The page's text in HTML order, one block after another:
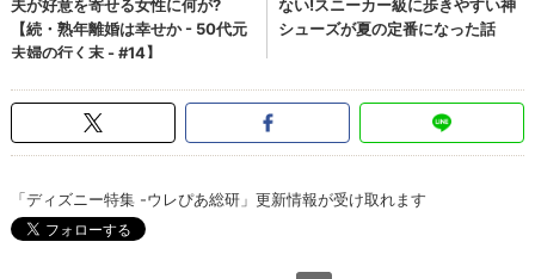
「ディズニー特集 -ウレぴあ総研」更新情報が受け取れます